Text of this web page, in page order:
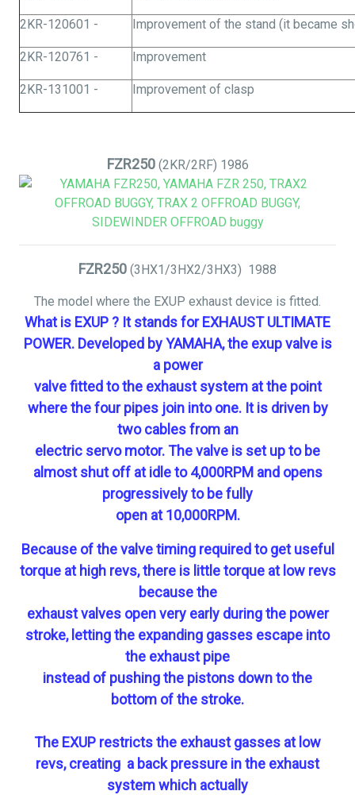
2KR-120601 - Improvement of the stand (it became
2KR-120761 - Improvement
2KR-131001 - Improvement of clasp
FZR250 (2KR/2RF) 1986
FZR250 (3HX1/3HX2/3HX3) 1988
The model where the EXUP exhaust device is fitted.
What is EXUP ? It stands for EXHAUST ULTIMATE
POWER. Developed by YAMAHA, the exup valve is
a power
valve fitted to the exhaust system at the point
where the four pipes join into one. It is driven by
two cables from an
electric servo motor. The valve is set up to be
almost shut off at idle to 4,000RPM and opens
progressively to be fully
open at 10,000RPM.
Because of the valve timing required to get useful
torque at high revs, there is little torque at low revs
because the
exhaust valves open very early during the power
stroke, letting the expanding gasses escape into
the exhaust pipe
instead of pushing the pistons down to the
bottom of the stroke.
The EXUP restricts the exhaust gasses at low
revs, creating a back pressure in the exhaust
system which actually